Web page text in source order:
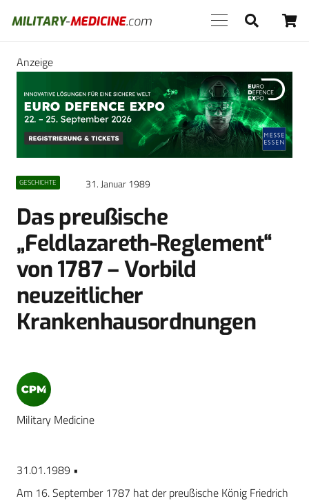
Anzeige
GESCHICHTE 31. Januar 1989
Das preußische
„Feldlazareth-Reglement“
von 1787 – Vorbild
neuzeitlicher
Krankenhausordnungen
Military Medicine
31.01.1989 •
Am 16. September 1787 hat der preußische König Friedrich